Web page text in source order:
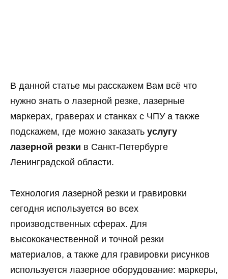
В данной статье мы расскажем Вам всё что
нужно знать о лазерной резке, лазерные
маркерах, граверах и станках с ЧПУ а также
подскажем, где можно заказать услугу
лазерной резки в Санкт-Петербурге
Ленинградской области.
Технология лазерной резки и гравировки
сегодня используется во всех
производственных сферах. Для
высококачественной и точной резки
материалов, а также для гравировки рисунков
используется лазерное оборудование: маркеры,